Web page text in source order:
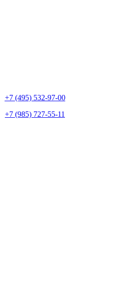
+7 (495) 532-97-00
+7 (985) 727-55-11